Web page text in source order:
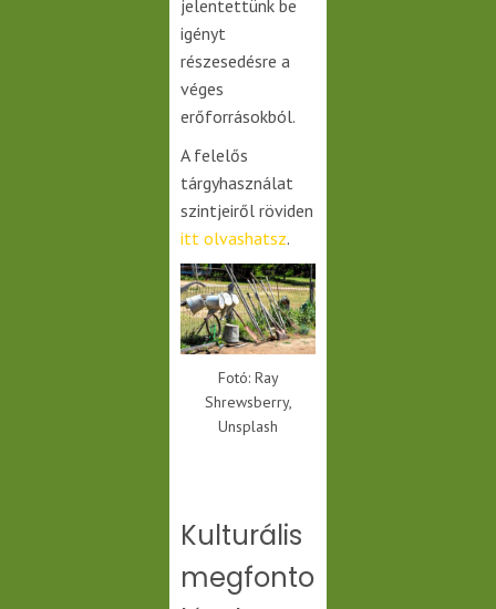
jelentettünk be
igényt
részesedésre a
véges
erőforrásokból.
A felelős
tárgyhasználat
szintjeiről röviden
itt olvashatsz.
Fotó: Ray
Shrewsberry,
Unsplash
Kulturális
megfonto